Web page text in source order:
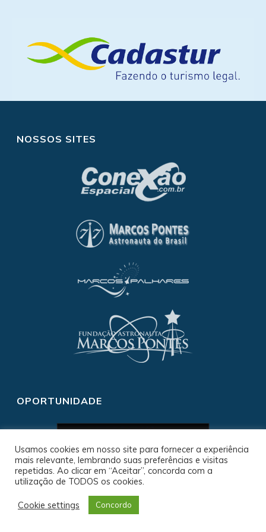
NOSSOS SITES
OPORTUNIDADE
Usamos cookies em nosso site para fornecer a experiência
mais relevante, lembrando suas preferências e visitas
repetidas. Ao clicar em “Aceitar”, concorda com a
utilização de TODOS os cookies.
Cookie settings Concordo